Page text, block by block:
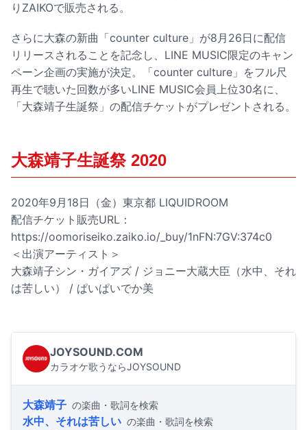
りZAIKOで販売される。
さらに大森の新曲「counter culture」が8月26日に配信
リリースされることを記念し、LINE MUSIC限定のキャン
ペーン企画の実施が決定。「counter culture」をフル尺
再生で聴いた回数が多いLINE MUSIC会員上位30名に、
「大森靖子生誕祭」の配信チケットがプレゼントされる。
大森靖子生誕祭 2020
2020年9月18日（金）東京都 LIQUIDROOM
配信チケット販売URL：
https://oomoriseiko.zaiko.io/_buy/1nFN:7GV:374c0
＜出演アーティスト＞
大森靖子シン・ガイアズ / ジョニー大蔵大臣（水中、それ
は苦しい） / ぱいぱいでか美
JOYSOUND.COM
カラオケ歌うならJOYSOUND
大森靖子 の楽曲・歌詞を検索
水中、それは苦しい の楽曲・歌詞を検索